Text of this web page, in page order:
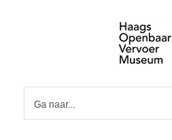
Ga naar...